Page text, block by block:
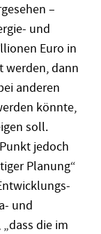
–
und
Euro in
werden, dann
anderen
könnte,
soll.
jedoch
Planung“
und
die im